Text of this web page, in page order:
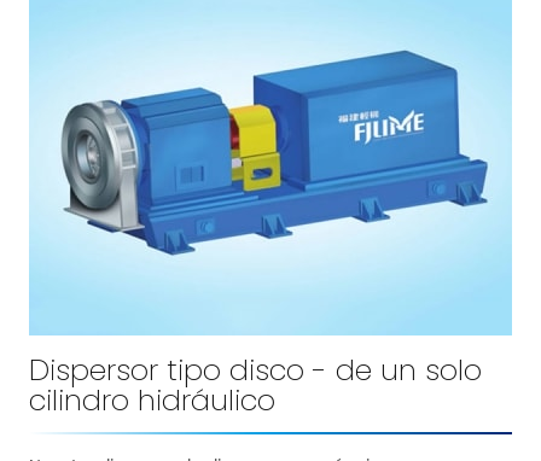
Dispersor tipo disco - de un solo
cilindro hidráulico